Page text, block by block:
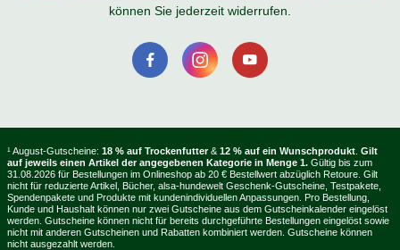
können Sie jederzeit widerrufen.
¹ August-Gutscheine: 18 % auf Trockenfutter & 12 % auf ein Wunschprodukt Gilt
auf jeweils einen Artikel der angegebenen Kategorie in Menge 1. Gültig bis zum
31.08.2026 für Bestellungen im Onlineshop ab 20 € Bestellwert abzüglich Retoure. Gilt
nicht für reduzierte Artikel, Bücher, alsa-hundewelt Geschenk-Gutscheine, Testpakete,
Spendenpakete und Produkte mit kundenindividuellen Anpassungen. Pro Bestellung,
Kunde und Haushalt können nur zwei Gutscheine aus dem Gutscheinkalender eingelöst
werden. Gutscheine können nicht für bereits durchgeführte Bestellungen eingelöst sowie
nicht mit anderen Gutscheinen und Rabatten kombiniert werden. Gutscheine können
nicht ausgezahlt werden.